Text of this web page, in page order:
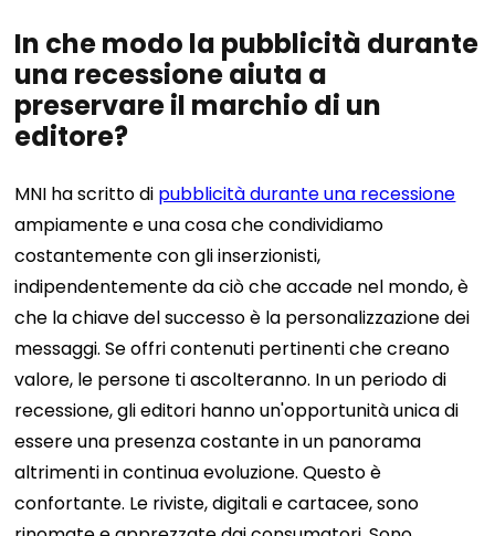
In che modo la pubblicità durante
una recessione aiuta a
preservare il marchio di un
editore?
MNI ha scritto di pubblicità durante una recessione
ampiamente e una cosa che condividiamo
costantemente con gli inserzionisti,
indipendentemente da ciò che accade nel mondo, è
che la chiave del successo è la personalizzazione dei
messaggi. Se offri contenuti pertinenti che creano
valore, le persone ti ascolteranno. In un periodo di
recessione, gli editori hanno un'opportunità unica di
essere una presenza costante in un panorama
altrimenti in continua evoluzione. Questo è
confortante. Le riviste, digitali e cartacee, sono